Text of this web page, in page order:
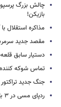
چالش بزرگ
بازیکن!
مذاکره استقلال با
مقصد جدید
دستیار سابق
تماس شوکه
جنگ جدید
ردپای مسی در ۳ بازی پرتماشاگر جام‌جهانی!